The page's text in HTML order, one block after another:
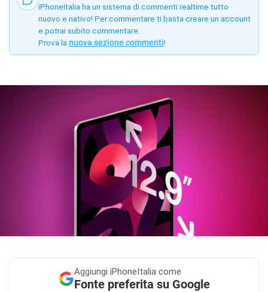
iPhoneItalia ha un sistema di commenti realtime tutto
nuovo e nativo! Per commentare ti basta creare un account
e potrai subito commentare.
Prova la nuova sezione commenti!
Aggiungi iPhoneItalia come
Fonte preferita su Google